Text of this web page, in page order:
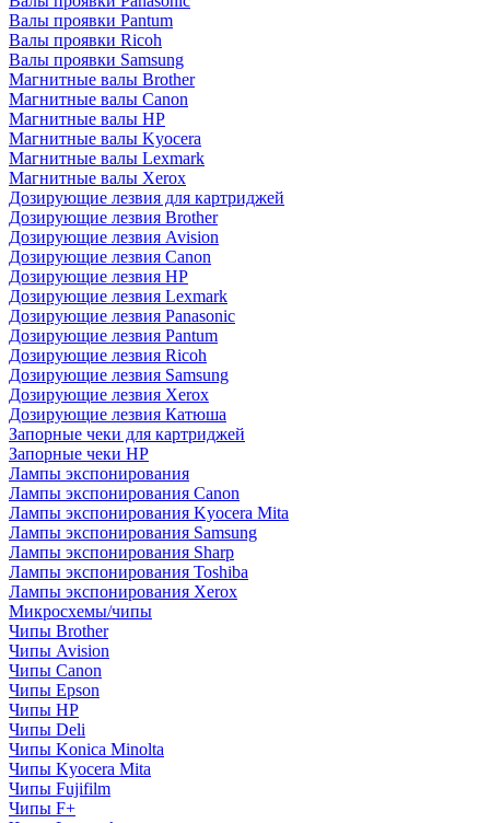
Валы проявки Pantum
Валы проявки Ricoh
Валы проявки Samsung
Магнитные валы Brother
Магнитные валы Canon
Магнитные валы HP
Магнитные валы Kyocera
Магнитные валы Lexmark
Магнитные валы Xerox
Дозирующие лезвия для картриджей
Дозирующие лезвия Brother
Дозирующие лезвия Avision
Дозирующие лезвия Canon
Дозирующие лезвия HP
Дозирующие лезвия Lexmark
Дозирующие лезвия Panasonic
Дозирующие лезвия Pantum
Дозирующие лезвия Ricoh
Дозирующие лезвия Samsung
Дозирующие лезвия Xerox
Дозирующие лезвия Катюша
Запорные чеки для картриджей
Запорные чеки HP
Лампы экспонирования
Лампы экспонирования Canon
Лампы экспонирования Kyocera Mita
Лампы экспонирования Samsung
Лампы экспонирования Sharp
Лампы экспонирования Toshiba
Лампы экспонирования Xerox
Микросхемы/чипы
Чипы Brother
Чипы Avision
Чипы Canon
Чипы Epson
Чипы HP
Чипы Deli
Чипы Konica Minolta
Чипы Kyocera Mita
Чипы Fujifilm
Чипы F+